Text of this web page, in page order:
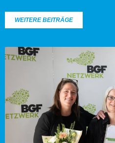
WEITERE BEITRÄGE